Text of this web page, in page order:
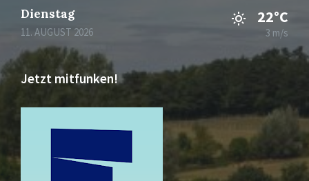
Dienstag
11. AUGUST 2026
22°C
3 m/s
Jetzt mitfunken!